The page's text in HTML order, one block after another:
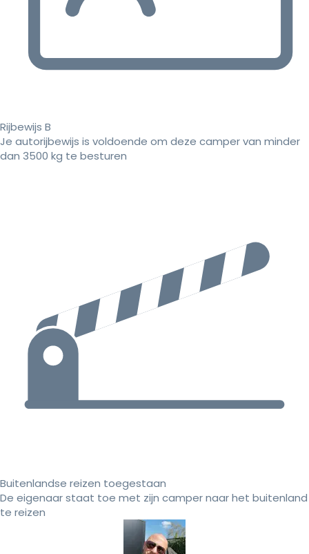
Rijbewijs B
Je autorijbewijs is voldoende om deze camper van minder
dan 3500 kg te besturen
Buitenlandse reizen toegestaan
De eigenaar staat toe met zijn camper naar het buitenland
te reizen